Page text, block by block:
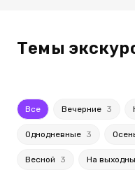
Темы
Все Вечерние 3
Однодневные 3
Весной 3 На